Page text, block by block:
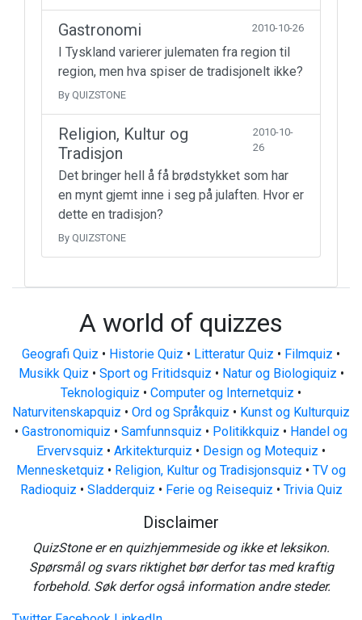
Gastronomi 2010-10-26
I Tyskland varierer julematen fra region til
region, men hva spiser de tradisjonelt ikke?
By QUIZSTONE
Religion, Kultur og
Tradisjon
2010-10-
26
Det bringer hell å få brødstykket som har
en mynt gjemt inne i seg på julaften. Hvor er
dette en tradisjon?
By QUIZSTONE
A world of quizzes
Geografi Quiz • Historie Quiz • Litteratur Quiz • Filmquiz •
Musikk Quiz • Sport og Fritidsquiz • Natur og Biologiquiz •
Teknologiquiz • Computer og Internetquiz •
Naturvitenskapquiz • Ord og Språkquiz • Kunst og Kulturquiz
• Gastronomiquiz • Samfunnsquiz • Politikkquiz • Handel og
Ervervsquiz • Arkitekturquiz • Design og Motequiz •
Mennesketquiz • Religion, Kultur og Tradisjonsquiz • TV og
Radioquiz • Sladderquiz • Ferie og Reisequiz • Trivia Quiz
Disclaimer
QuizStone er en quizhjemmeside og ikke et leksikon.
Spørsmål og svars riktighet bør derfor tas med kraftig
forbehold. Søk derfor også information andre steder.